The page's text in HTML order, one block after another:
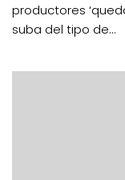
productores
suba del tipo de...